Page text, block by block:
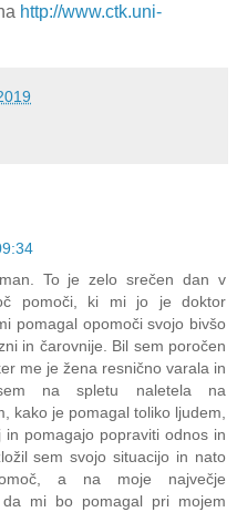
http://www.ctk.uni-
To je zelo srečen dan v
pomoči, ki mi jo je doktor
pomagal opomoči svojo bivšo
in čarovnije. Bil sem poročen
me je žena resnično varala in
na spletu naletela na
kako je pomagal toliko ljudem,
pomagajo popraviti odnos in
sem svojo situacijo in nato
a na moje največje
mi bo pomagal pri mojem